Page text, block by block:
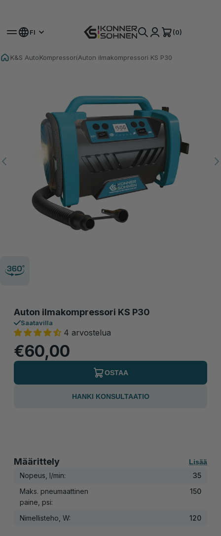
FI (0)
K&S AutoKompressoriAuton ilmakompressori KS P30
Auton ilmakompressori KS P30
Saatavilla
4 arvostelua
€60,00
OSTAA
HANKI KONSULTAATIO
Määrittely Lisää
Nopeus, l/min:
35
Maks. pneumaattinen
paine, psi:
150
Nimellisteho, W: 120